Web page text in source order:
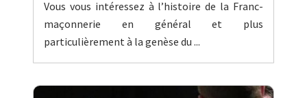
Vous vous intéressez à l’histoire de la Franc-
maçonnerie en général et plus
particulièrement à la genèse du ...